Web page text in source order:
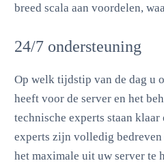
breed scala aan voordelen,
24/7 ondersteuning
Op welk tijdstip van de dag u
heeft voor de server en het
technische experts staan klaar
experts zijn volledig
het maximale uit uw server te